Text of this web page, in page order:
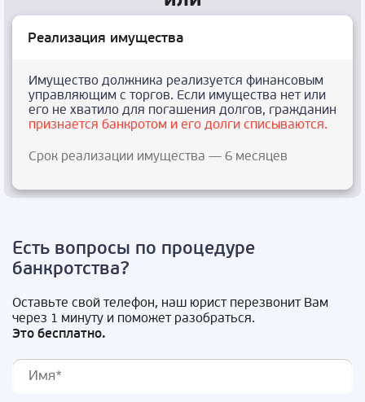
Реализация имущества
Имущество должника реализуется финансовым
управляющим с торгов. Если имущества нет или
его не хватило для погашения долгов, гражданин
признается банкротом и его долги списываются.
Срок реализации имущества — 6 месяцев
Есть вопросы по процедуре
банкротства?
Оставьте свой телефон, наш юрист перезвонит Вам
через 1 минуту и поможет разобраться.
Это бесплатно.